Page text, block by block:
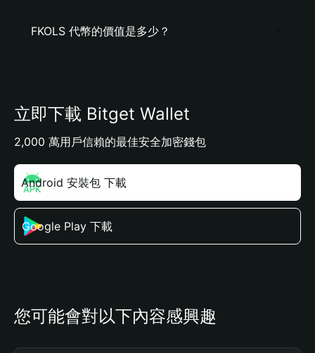
FKOLS 代幣的價值是多少？
立即下載 Bitget Wallet
2,000 萬用戶信賴的最佳安全加密錢包
Android 安裝包 下載
Google Play 下載
您可能會對以下內容感興趣